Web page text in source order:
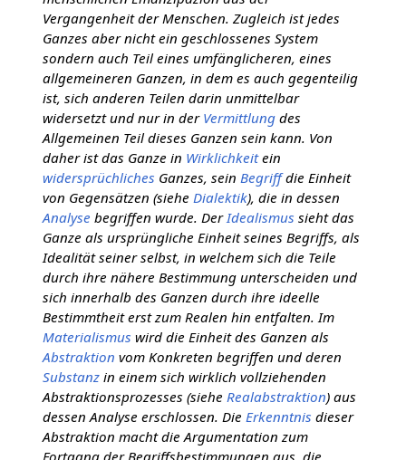
Vergangenheit der Menschen. Zugleich ist jedes
Ganzes aber nicht ein geschlossenes System
sondern auch Teil eines umfänglicheren, eines
allgemeineren Ganzen, in dem es auch gegenteilig
ist, sich anderen Teilen darin unmittelbar
widersetzt und nur in der Vermittlungdes
Allgemeinen Teil dieses Ganzen sein kann. Von
daher ist das Ganze in Wirklichkeitein
widersprüchliches Ganzes, sein Begriffdie Einheit
von Gegensätzen (siehe Dialektik), die in dessen
Analyse begriffen wurde. Der Idealismus sieht das
Ganze als ursprüngliche Einheit seines Begriffs, als
Idealität seiner selbst, in welchem sich die Teile
durch ihre nähere Bestimmung unterscheiden und
sich innerhalb des Ganzen durch ihre ideelle
Bestimmtheit erst zum Realen hin entfalten. Im
Materialismus wird die Einheit des Ganzen als
Abstraktion vom Konkreten begriffen und deren
Substanzin einem sich wirklich vollziehenden
Abstraktionsprozesses (siehe Realabstraktion) aus
dessen Analyse erschlossen. Die Erkenntnis dieser
Abstraktion macht die Argumentation zum
Fortgang der Begriffsbestimmungen aus, die